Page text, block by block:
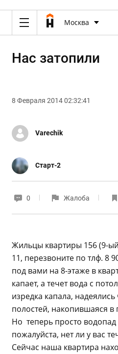
Москва
Нас затопили
8 Февраля 2014 02:32:41
Varechik
Старт-2
0 Жалоба
Жильцы квартиры 156 (9-ый
11, перезвоните по тлф. 8
под вами на 8-этаже в
капает, а течет вода с
изредка капала, надеялись
полостей, накопившаяся в
Но теперь просто водопад
пожалуйста, нет ли у вас
Сейчас наша квартира